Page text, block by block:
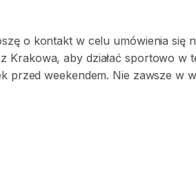
o kontakt w celu umówienia się
Krakowa, aby działać sportowo w
przed weekendem. Nie zawsze w